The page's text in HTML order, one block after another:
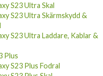
S23 Ultra Skal
S23 Ultra Skärmskydd &
S23 Ultra Laddare, Kablar &
Plus
S23 Plus Fodral